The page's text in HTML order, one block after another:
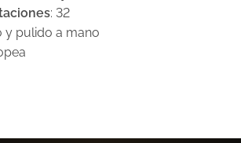
: 32
y pulido a mano